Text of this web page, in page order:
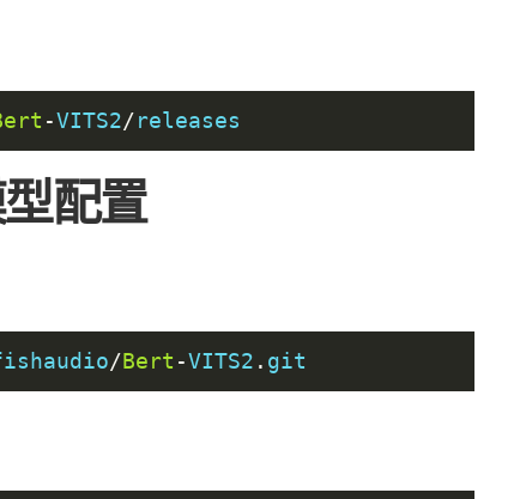
-VITS2/releases
配置
/Bert -VITS2 . git